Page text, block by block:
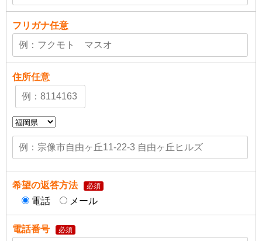
フリガナ任意
住所任意
希望の返答方法 必須
電話 メール
電話番号 必須